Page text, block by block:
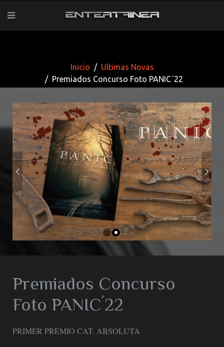
Inicio
Ultimas Novas
Premiados Concurso Foto PANIC´22
Premiados Concurso
Foto PANIC´22
PRIMER PREMIO CAT. ABSOLUTA